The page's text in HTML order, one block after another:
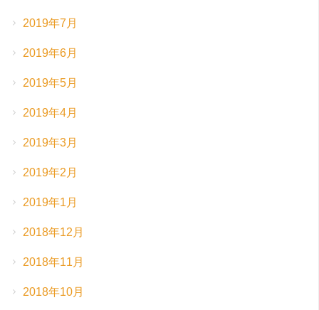
2019年7月
2019年6月
2019年5月
2019年4月
2019年3月
2019年2月
2019年1月
2018年12月
2018年11月
2018年10月